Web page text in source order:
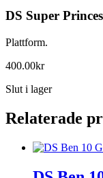
DS Super
Plattform.
400.00kr
Slut i lager
Relaterade